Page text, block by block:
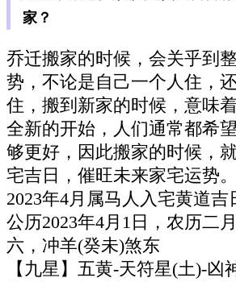
家？
乔迁搬家的时候，会关乎到
势，不论是自己一个人住，
住，搬到新家的时候，意味
全新的开始，人们通常都希
够更好，因此搬家的时候，
宅吉日，催旺未来家宅运势。
2023年4月属马人入宅黄道吉
公历2023年4月1日，农历二
六，冲羊(癸未)煞东
【九星】五黄-天符星(土)-凶